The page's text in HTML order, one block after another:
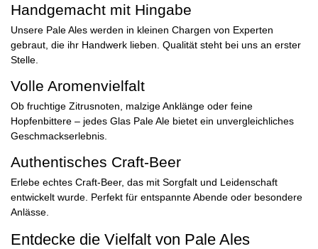
Handgemacht mit Hingabe
Unsere Pale Ales werden in kleinen Chargen von Experten
gebraut, die ihr Handwerk lieben. Qualität steht bei uns an erster
Stelle.
Volle Aromenvielfalt
Ob fruchtige Zitrusnoten, malzige Anklänge oder feine
Hopfenbittere – jedes Glas Pale Ale bietet ein unvergleichliches
Geschmackserlebnis.
Authentisches Craft-Beer
Erlebe echtes Craft-Beer, das mit Sorgfalt und Leidenschaft
entwickelt wurde. Perfekt für entspannte Abende oder besondere
Anlässe.
Entdecke die Vielfalt von Pale Ales